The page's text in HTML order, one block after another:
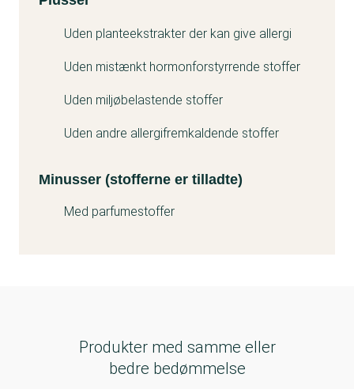
Uden planteekstrakter der kan give allergi
Uden mistænkt hormonforstyrrende stoffer
Uden miljøbelastende stoffer
Uden andre allergifremkaldende stoffer
Minusser (stofferne er tilladte)
Med parfumestoffer
Produkter med samme eller
bedre bedømmelse